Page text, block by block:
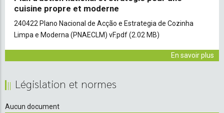
cuisine propre et moderne
Document
240422 Plano Nacional de Acção e Estrategia de Cozinha
Limpa e Moderna (PNAECLM) vF.pdf(2.02 MB)
En savoir plus
Législation et normes
Aucun document